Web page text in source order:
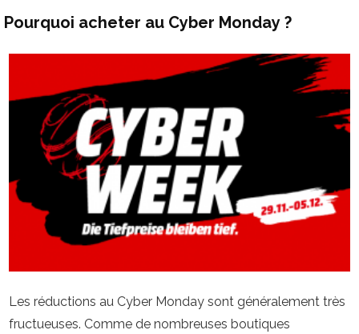
Pourquoi acheter au Cyber Monday ?
Les réductions au Cyber Monday sont généralement très
fructueuses. Comme de nombreuses boutiques